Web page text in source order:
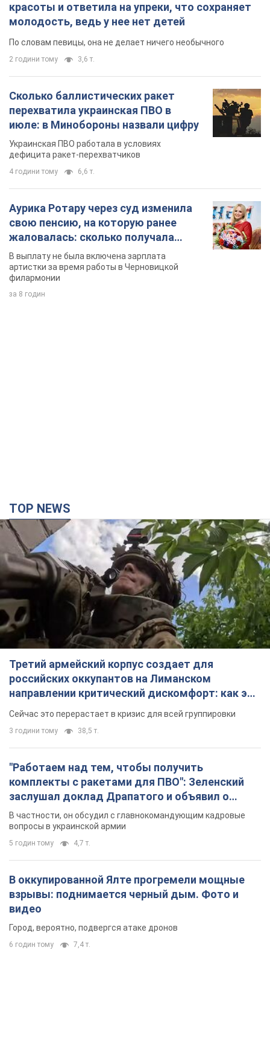
красоты и ответила на упреки, что сохраняет
молодость, ведь у нее нет детей
По словам певицы, она не делает ничего необычного
2 години тому 3,6 т.
Сколько баллистических ракет
перехватила украинская ПВО в
июле: в Минобороны назвали цифру
Украинская ПВО работала в условиях
дефицита ракет-перехватчиков
4 години тому 6,6 т.
Аурика Ротару через суд изменила
свою пенсию, на которую ранее
жаловалась: сколько получала
певица
В выплату не была включена зарплата
артистки за время работы в Черновицкой
филармонии
за 8 годин
TOP NEWS
Третий армейский корпус создает для
российских оккупантов на Лиманском
направлении критический дискомфорт: как это
удалось
Сейчас это перерастает в кризис для всей группировки
3 години тому 38,5 т.
"Работаем над тем, чтобы получить
комплекты с ракетами для ПВО": Зеленский
заслушал доклад Драпатого и объявил о
новых мерах
В частности, он обсудил с главнокомандующим кадровые
вопросы в украинской армии
5 годин тому 4,7 т.
В оккупированной Ялте прогремели мощные
взрывы: поднимается черный дым. Фото и
видео
Город, вероятно, подвергся атаке дронов
6 годин тому 7,4 т.